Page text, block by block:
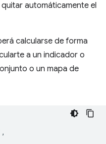
automáticamente el
calcularse de forma
a un indicador o
o un mapa de
,